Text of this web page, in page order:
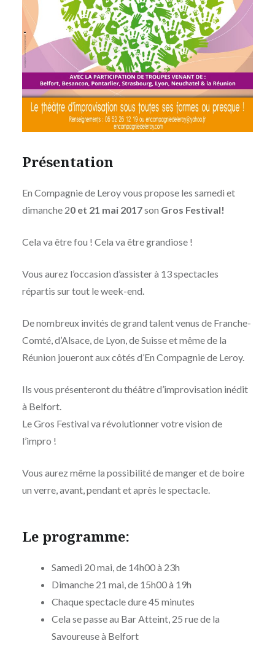
Présentation
En Compagnie de Leroy vous propose les samedi et
dimanche 20 et 21 mai 2017son Gros Festival!
Cela va être fou ! Cela va être grandiose !
Vous aurez l’occasion d’assister à 13 spectacles
répartis sur tout le week-end.
De nombreux invités de grand talent venus de Franche-
Comté, d’Alsace, de Lyon, de Suisse et même de la
Réunion joueront aux côtés d’En Compagnie de Leroy.
Ils vous présenteront du théâtre d’improvisation inédit
à Belfort.
Le Gros Festival va révolutionner votre vision de
l’impro !
Vous aurez même la possibilité de manger et de boire
un verre, avant, pendant et après le spectacle.
Le programme:
Samedi 20 mai, de 14h00 à 23h
Dimanche 21 mai, de 15h00 à 19h
Chaque spectacle dure 45 minutes
Cela se passe au Bar Atteint, 25 rue de la
Savoureuse à Belfort